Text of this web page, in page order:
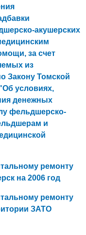
акушерских
за счет
из
Закону Томской
условиях,
денежных
фельдшерско-
и
ремонту
на 2006 год
ремонту
ЗАТО